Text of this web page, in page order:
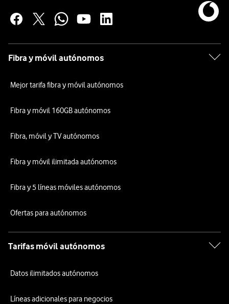
Fibra y móvil autónomos
Mejor tarifa fibra y móvil autónomos
Fibra y móvil 160GB autónomos
Fibra, móvil y TV autónomos
Fibra y móvil ilimitada autónomos
Fibra y 5 líneas móviles autónomos
Ofertas para autónomos
Tarifas móvil autónomos
Datos ilimitados autónomos
Líneas adicionales para negocios